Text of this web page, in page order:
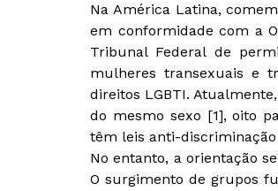
Na América Latina,
em conformidade com a
Tribunal Federal de
mulheres transexuais e
direitos LGBTI.
do mesmo sexo [1], oito
têm leis anti-discriminação
No entanto, a orientação
O surgimento de grupos